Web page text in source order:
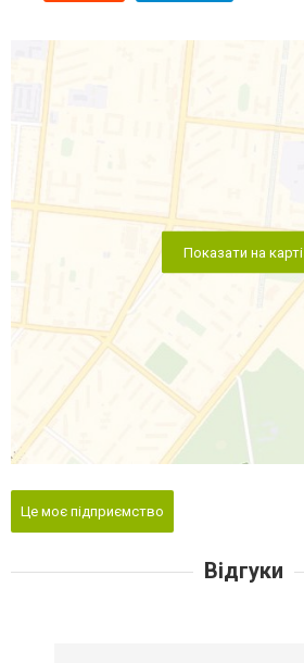
Показати на карті
Це моє підприємство
Відгуки